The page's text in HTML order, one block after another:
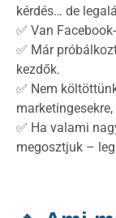
kérdés… de
✅ Van
✅ Már
kezdők.
✅ Nem
✅ Ha valami
megosztjuk –